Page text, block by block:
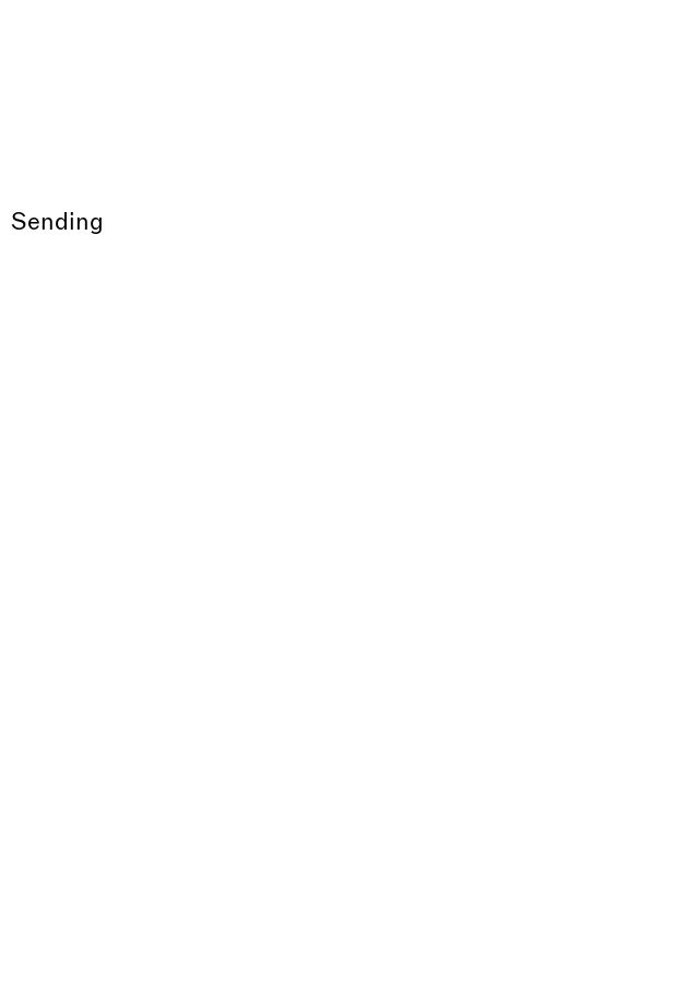
Sending